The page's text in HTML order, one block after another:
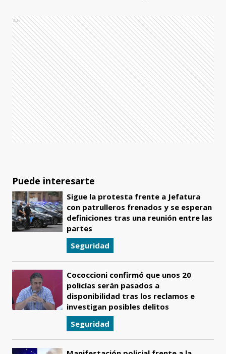
Ads
Puede interesarte
Sigue la protesta frente a Jefatura
con patrulleros frenados y se esperan
definiciones tras una reunión entre las
partes
Seguridad
Cococcioni confirmó que unos 20
policías serán pasados a
disponibilidad tras los reclamos e
investigan posibles delitos
Seguridad